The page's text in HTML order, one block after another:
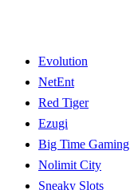
Evolution
NetEnt
Red Tiger
Ezugi
Big Time Gaming
Nolimit City
Sneaky Slots